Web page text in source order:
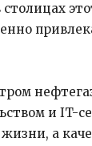
и IT-
а